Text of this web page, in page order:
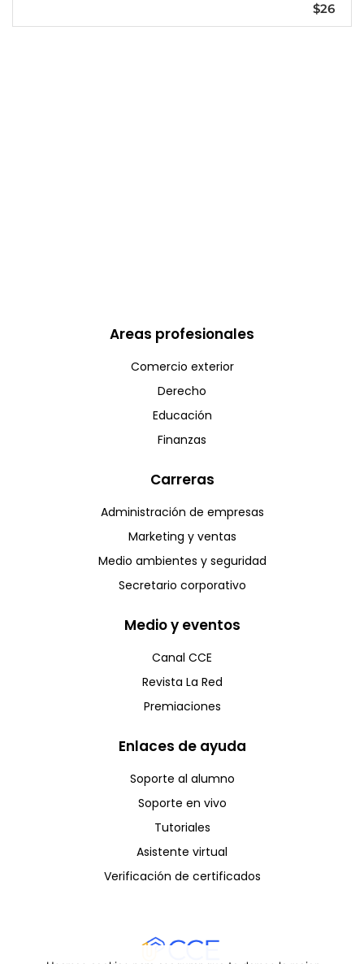
$26
Areas profesionales
Comercio exterior
Derecho
Educación
Finanzas
Carreras
Administración de empresas
Marketing y ventas
Medio ambientes y seguridad
Secretario corporativo
Medio y eventos
Canal CCE
Revista La Red
Premiaciones
Enlaces de ayuda
Soporte al alumno
Soporte en vivo
Tutoriales
Asistente virtual
Verificación de certificados